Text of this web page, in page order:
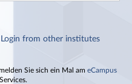
Login from other institutes
Sie sich ein Mal am eCampus